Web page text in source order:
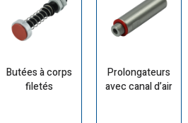
Butées à corps
filetés
Prolongateurs
avec canal d’air